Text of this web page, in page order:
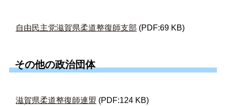
自由民主党滋賀県柔道整復師支部 (PDF:69 KB)
その他の政治団体
滋賀県柔道整復師連盟 (PDF:124 KB)